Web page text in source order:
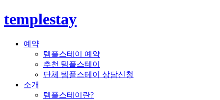
templestay
예약
템플스테이 예약
추천 템플스테이
단체 템플스테이 상담신청
소개
템플스테이란?